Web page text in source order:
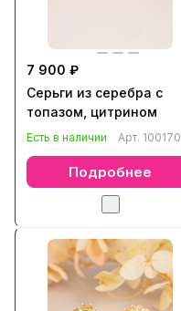
7 900 ₽
Серьги из серебра с
топазом, цитрином
Есть в наличии Арт. 100170
Подробнее